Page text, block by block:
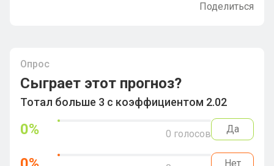
Поделиться
Опрос
Сыграет этот прогноз?
Тотал больше 3 с коэффициентом 2.02
0% 0 голосов Да
Нет